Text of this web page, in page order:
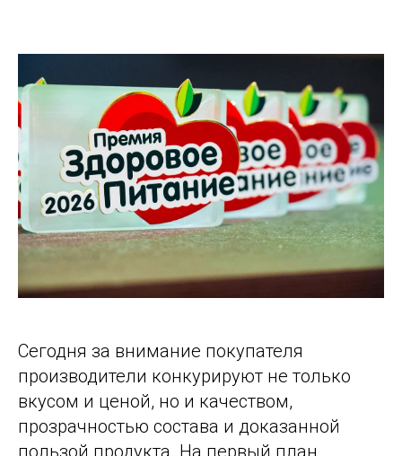
Сегодня за внимание покупателя
производители конкурируют не только
вкусом и ценой, но и качеством,
прозрачностью состава и доказанной
пользой продукта. На первый план